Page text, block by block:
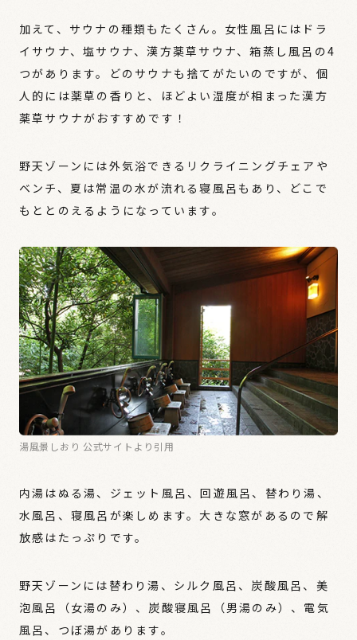
加えて、サウナの種類もたくさん。女性風呂にはドラ
イサウナ、塩サウナ、漢方薬草サウナ、箱蒸し風呂の4
つがあります。どのサウナも捨てがたいのですが、個
人的には薬草の香りと、ほどよい湿度が相まった漢方
薬草サウナがおすすめです！
野天ゾーンには外気浴できるリクライニングチェアや
ベンチ、夏は常温の水が流れる寝風呂もあり、どこで
もととのえるようになっています。
湯風景しおり 公式サイトより引用
内湯はぬる湯、ジェット風呂、回遊風呂、替わり湯、
水風呂、寝風呂が楽しめます。大きな窓があるので解
放感はたっぷりです。
野天ゾーンには替わり湯、シルク風呂、炭酸風呂、美
泡風呂（女湯のみ）、炭酸寝風呂（男湯のみ）、電気
風呂、つぼ湯があります。